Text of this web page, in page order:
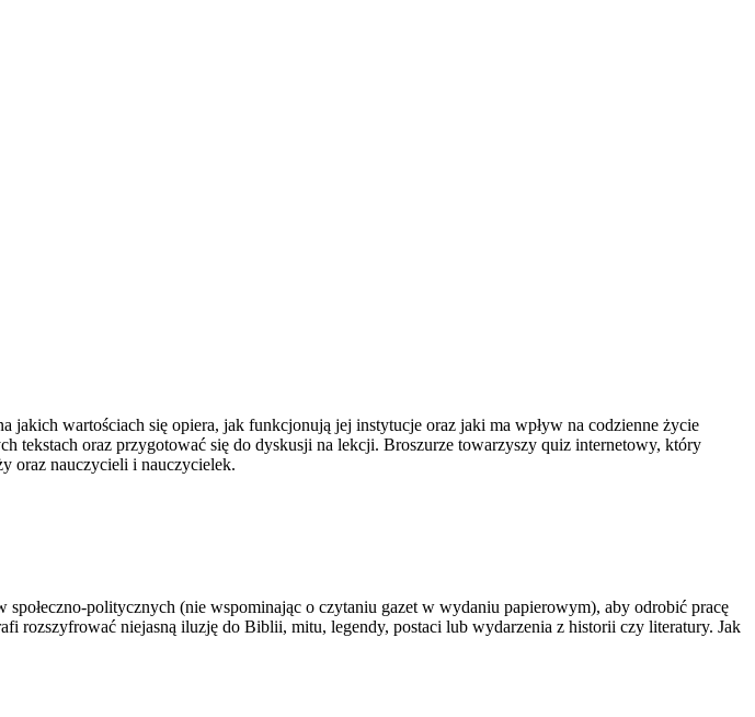
wartościach się opiera, jak funkcjonują jej instytucje oraz jaki ma wpływ na codzienne życie
tekstach oraz przygotować się do dyskusji na lekcji. Broszurze towarzyszy quiz internetowy, który
oraz nauczycieli i nauczycielek.
politycznych (nie wspominając o czytaniu gazet w wydaniu papierowym), aby odrobić pracę
rozszyfrować niejasną iluzję do Biblii, mitu, legendy, postaci lub wydarzenia z historii czy literatury. Jak